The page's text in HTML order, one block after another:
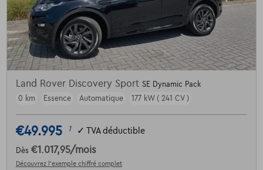
Land Rover Discovery Sport SE Dynamic Pack
0 km
Essence Automatique 177 kW ( 241 CV )
€49.995 1 ✓ TVA déductible
Dès €1.017,95/mois
Découvrez l’exemple chiffré complet